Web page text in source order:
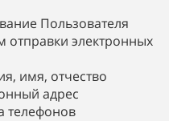
Пользователя
отправки электронных
имя, отчество
адрес
телефонов